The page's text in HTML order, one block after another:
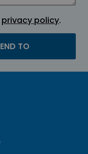
privacy policy.